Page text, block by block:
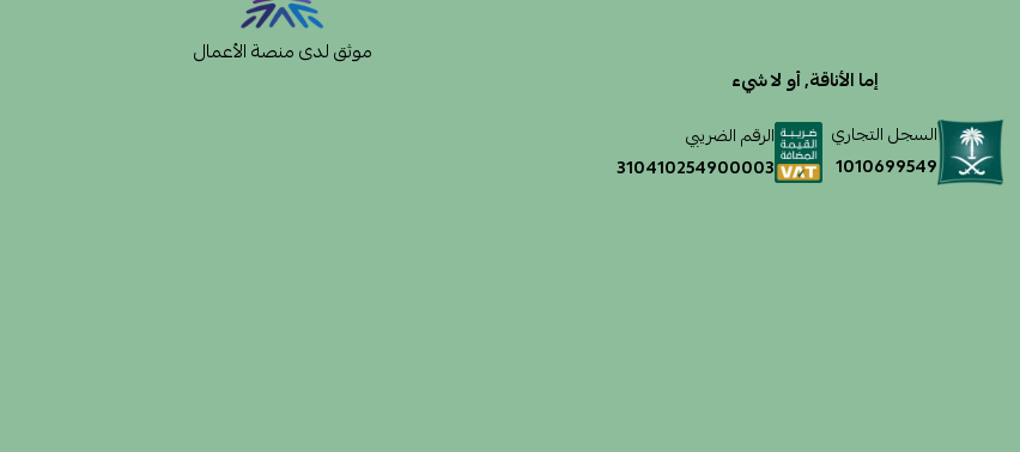
إما الأناقة, أو لا شيء
السجل التجاري
1010699549
الرقم الضريبي
310410254900003
موثق لدى منصة الأعمال